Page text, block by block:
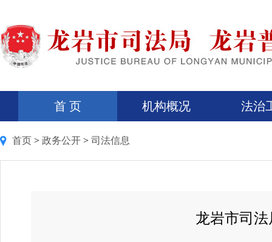
首 页 机构概况 法治
首页 > 政务公开 > 司法信息
龙岩市司